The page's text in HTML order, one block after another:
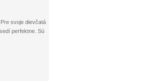
svoje dievčatá
perfektne. Sú